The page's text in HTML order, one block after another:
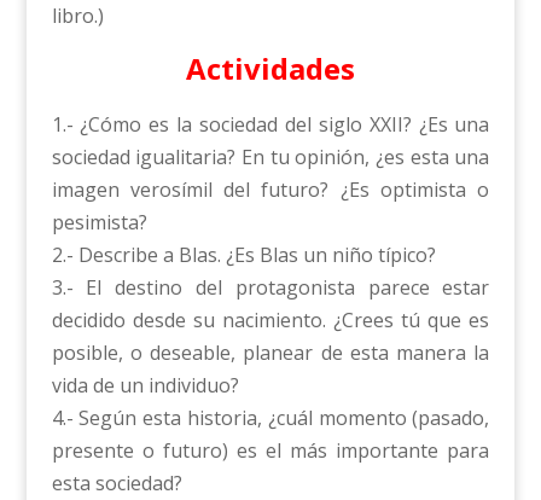
libro.)
Actividades
1.- ¿Cómo es la sociedad del siglo XXII? ¿Es una
sociedad igualitaria? En tu opinión, ¿es esta una
imagen verosímil del futuro? ¿Es optimista o
pesimista?
2.- Describe a Blas. ¿Es Blas un niño típico?
3.- El destino del protagonista parece estar
decidido desde su nacimiento. ¿Crees tú que es
posible, o deseable, planear de esta manera la
vida de un individuo?
4.- Según esta historia, ¿cuál momento (pasado,
presente o futuro) es el más importante para
esta sociedad?